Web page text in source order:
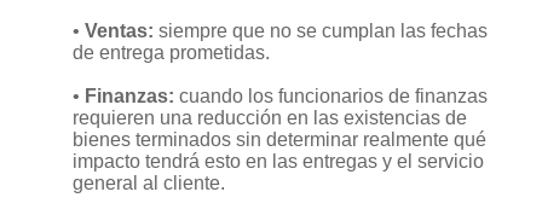
•Ventas:siempre que no se cumplan las fechas
de entrega prometidas.
• Finanzas:cuando los funcionarios de finanzas
requieren una reducción en las existencias de
bienes terminados sin determinar realmente qué
impacto tendrá esto en las entregas y el servicio
general al cliente.